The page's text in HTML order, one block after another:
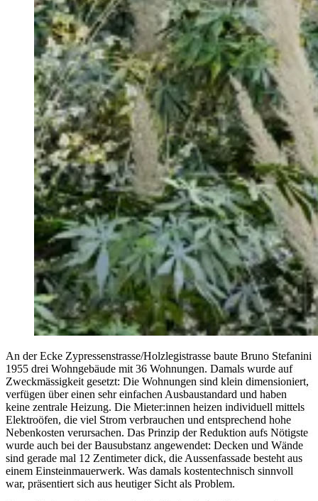
An der Ecke Zypressenstrasse/Holzlegistrasse baute Bruno Stefanini
1955 drei Wohngebäude mit 36 Wohnungen. Damals wurde auf
Zweckmässigkeit gesetzt: Die Wohnungen sind klein dimensioniert,
verfügen über einen sehr einfachen Ausbaustandard und haben
keine zentrale Heizung. Die Mieter:innen heizen individuell mittels
Elektroöfen, die viel Strom verbrauchen und entsprechend hohe
Nebenkosten verursachen. Das Prinzip der Reduktion aufs Nötigste
wurde auch bei der Bausubstanz angewendet: Decken und Wände
sind gerade mal 12 Zentimeter dick, die Aussenfassade besteht aus
einem Einsteinmauerwerk. Was damals kostentechnisch sinnvoll
war, präsentiert sich aus heutiger Sicht als Problem.